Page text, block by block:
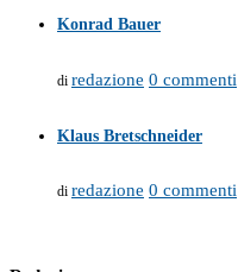
Konrad Bauer
di redazione 0 commenti
Klaus Bretschneider
di redazione 0 commenti